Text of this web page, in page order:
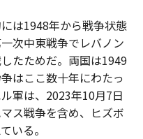
は1948年から戦争状態
次中東戦争でレバノン
たためだ。両国は1949
はここ数十年にわたっ
軍は、2023年10月7日
ス戦争を含め、ヒズボ
いる。